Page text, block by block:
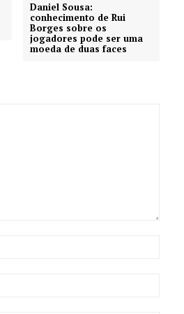
Daniel Sousa:
conhecimento de Rui
Borges sobre os
jogadores pode ser uma
moeda de duas faces